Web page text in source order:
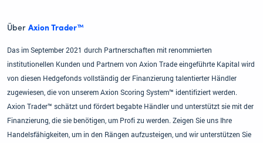
Über Axion Trader™
Das im September 2021 durch Partnerschaften mit renommierten
institutionellen Kunden und Partnern von Axion Trade eingeführte Kapital wird
von diesen Hedgefonds vollständig der Finanzierung talentierter Händler
zugewiesen, die von unserem Axion Scoring System™ identifiziert werden.
Axion Trader™ schätzt und fördert begabte Händler und unterstützt sie mit der
Finanzierung, die sie benötigen, um Profi zu werden. Zeigen Sie uns Ihre
Handelsfähigkeiten, um in den Rängen aufzusteigen, und wir unterstützen Sie